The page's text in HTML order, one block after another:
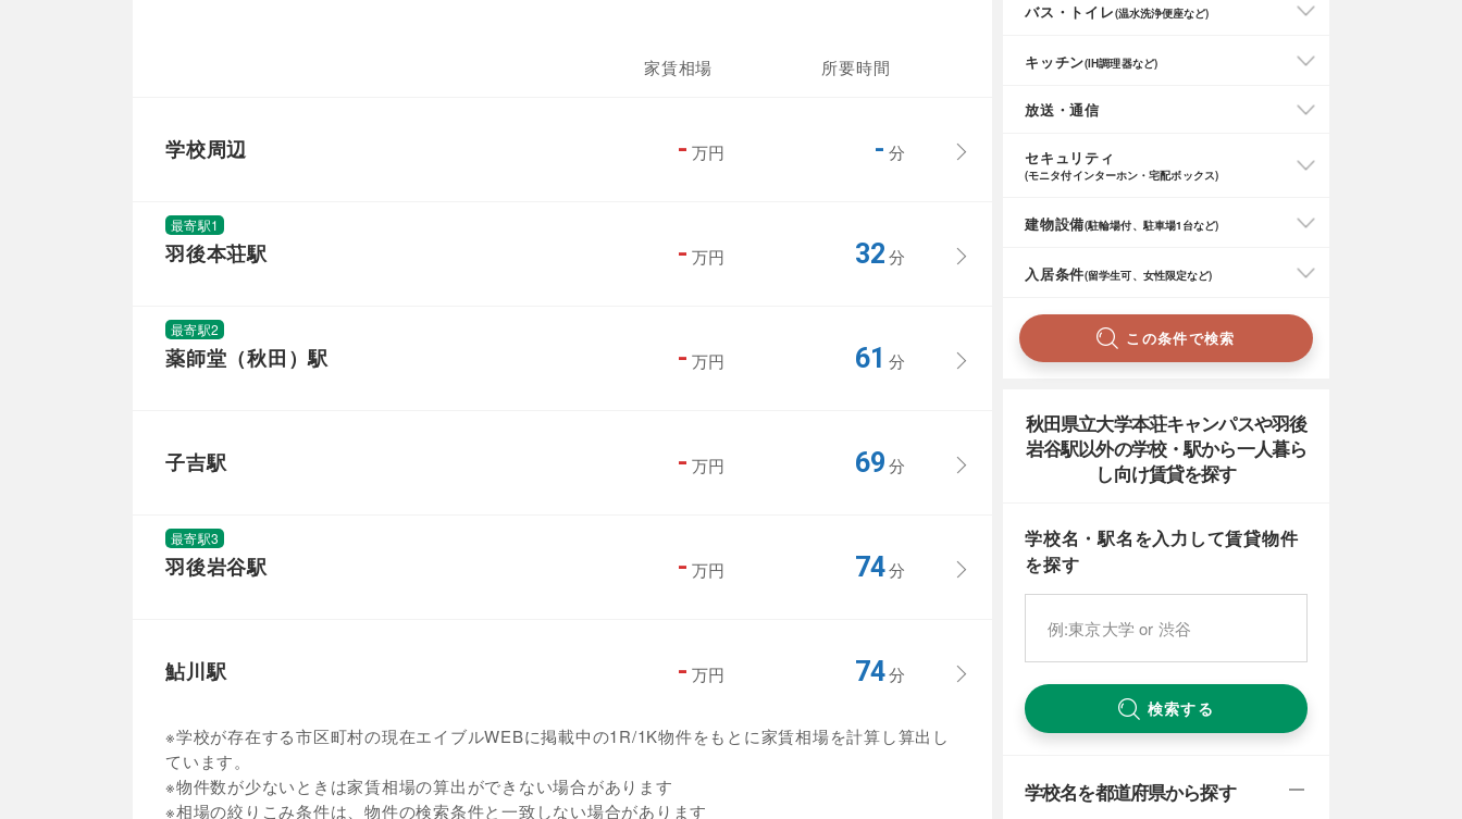
家賃相場 所要時間
学校周辺 - 万円 - 分
最寄駅1
羽後本荘駅 - 万円 32分
最寄駅2
薬師堂（秋田）駅 - 万円 61 分
子吉駅 - 万円 69分
最寄駅3
羽後岩谷駅 - 万円 74分
鮎川駅 - 万円 74分
※学校が存在する市区町村の現在エイブルWEBに掲載中の1R/1K物件をもとに家賃相場を計算し算出し
ています。
※物件数が少ないときは家賃相場の算出ができない場合があります
※相場の絞りこみ条件は、物件の検索条件と一致しない場合があります
バス・トイレ(温水洗浄便座など)
キッチン(IH調理器など)
放送・通信
セキュリティ
(モニタ付インターホン・宅配ボックス)
建物設備(駐輪場付、駐車場1台など)
入居条件(留学生可、女性限定など)
この条件で検索
秋田県立大学本荘キャンパスや羽後
岩谷駅以外の学校・駅から一人暮ら
し向け賃貸を探す
学校名・駅名を入力して賃貸物件
を探す
検索する
学校名を都道府県から探す